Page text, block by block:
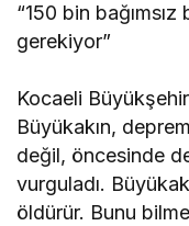
“150 bin
gerekiyor”
Kocaeli
Büyükakın,
değil, öncesinde
vurguladı.
öldürür. Bunu